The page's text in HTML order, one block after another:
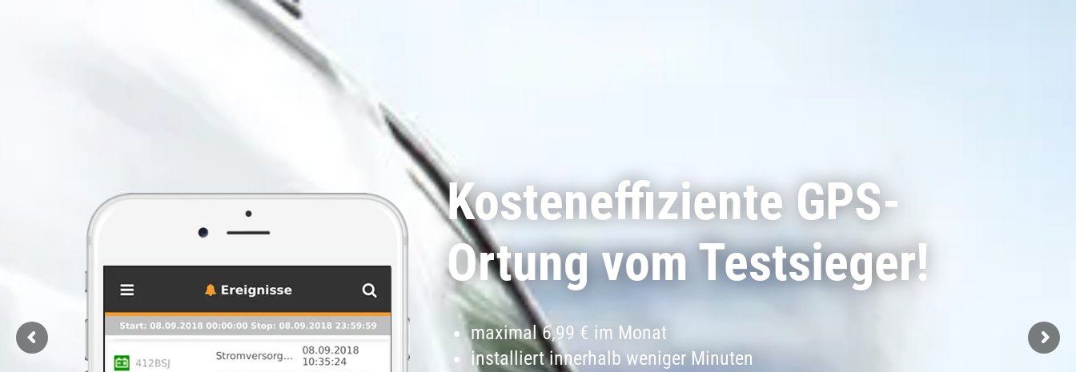
Kosteneffiziente GPS-
Ortung vom Testsieger!
maximal6,99 € im Monat
installiert innerhalb weniger Minuten